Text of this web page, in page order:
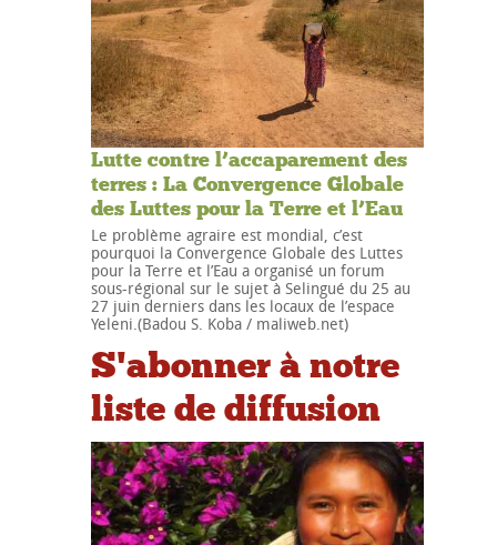
Lutte contre l’accaparement des
terres : La Convergence Globale
des Luttes pour la Terre et l’Eau
Le problème agraire est mondial, c’est
pourquoi la Convergence Globale des Luttes
pour la Terre et l’Eau a organisé un forum
sous-régional sur le sujet à Selingué du 25 au
27 juin derniers dans les locaux de l’espace
Yeleni.(Badou S. Koba / maliweb.net)
S'abonner à notre
liste de diffusion